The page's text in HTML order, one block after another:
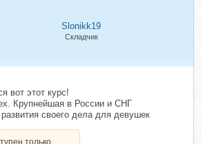
Slonikk19
Складчик
вот этот курс!
Крупнейшая в России и СНГ
своего дела для девушек
только